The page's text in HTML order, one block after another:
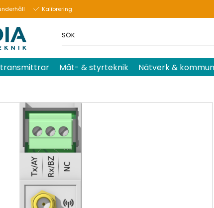
Kalibrering
Mät- & styrteknik Nätverk &